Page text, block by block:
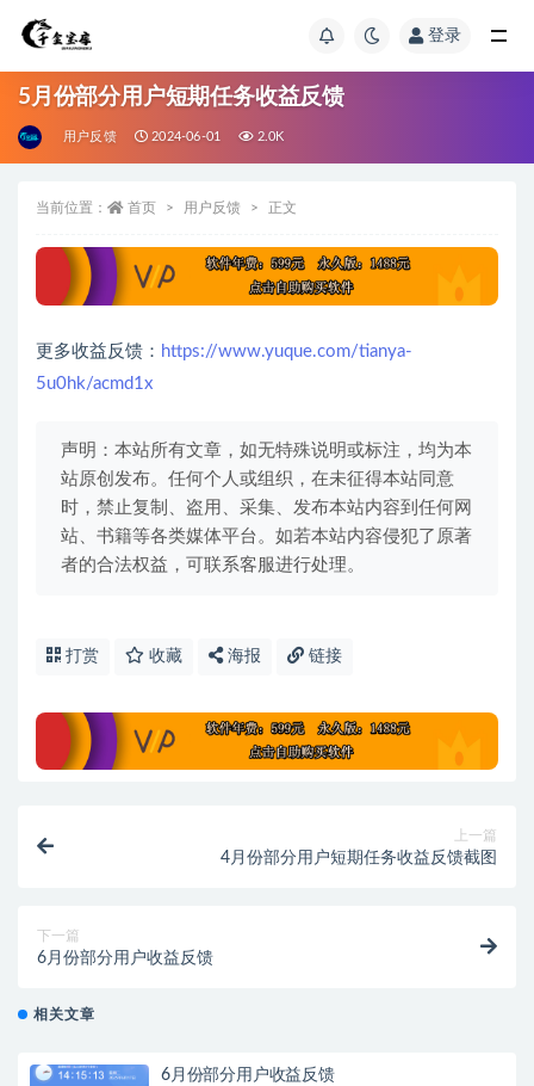
登录
5月份部分用户短期任务收益反馈
用户反馈 2024-06-01 2.0K
当前位置： 首页 用户反馈 正文
更多收益反馈： https://www.yuque.com/tianya-
5u0hk/acmd1x
声明：本站所有文章，如无特殊说明或标注，均为本
站原创发布。任何个人或组织，在未征得本站同意
时，禁止复制、盗用、采集、发布本站内容到任何网
站、书籍等各类媒体平台。如若本站内容侵犯了原著
者的合法权益，可联系客服进行处理。
打赏 收藏 海报 链接
上一篇
4月份部分用户短期任务收益反馈截图
下一篇
6月份部分用户收益反馈
相关文章
6月份部分用户收益反馈